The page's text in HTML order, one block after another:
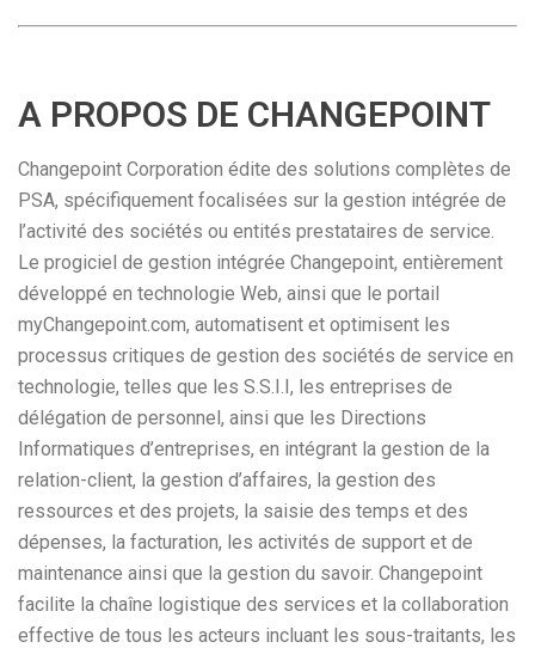
A PROPOS DE CHANGEPOINT
Changepoint Corporation édite des solutions complètes de
PSA, spécifiquement focalisées sur la gestion intégrée de
l’activité des sociétés ou entités prestataires de service.
Le progiciel de gestion intégrée Changepoint, entièrement
développé en technologie Web, ainsi que le portail
myChangepoint.com, automatisent et optimisent les
processus critiques de gestion des sociétés de service en
technologie, telles que les S.S.I.I, les entreprises de
délégation de personnel, ainsi que les Directions
Informatiques d’entreprises, en intégrant la gestion de la
relation-client, la gestion d’affaires, la gestion des
ressources et des projets, la saisie des temps et des
dépenses, la facturation, les activités de support et de
maintenance ainsi que la gestion du savoir. Changepoint
facilite la chaîne logistique des services et la collaboration
effective de tous les acteurs incluant les sous-traitants, les